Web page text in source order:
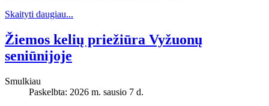
Skaityti daugiau...
Žiemos kelių priežiūra Vyžuonų
seniūnijoje
Smulkiau
Paskelbta: 2026 m. sausio 7 d.